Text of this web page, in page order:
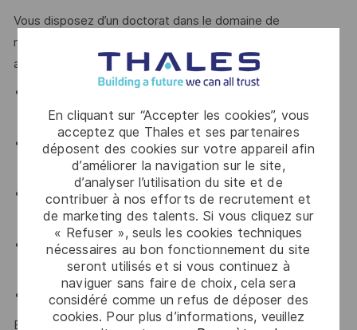
En cliquant sur “Accepter les cookies”, vous
acceptez que Thales et ses partenaires
déposent des cookies sur votre appareil afin
d’améliorer la navigation sur le site,
d’analyser l’utilisation du site et de
contribuer à nos efforts de recrutement et
de marketing des talents. Si vous cliquez sur
« Refuser », seuls les cookies techniques
nécessaires au bon fonctionnement du site
seront utilisés et si vous continuez à
naviguer sans faire de choix, cela sera
considéré comme un refus de déposer des
cookies. Pour plus d’informations, veuillez
Vous disposez d’un doctorat dans le domaine de
rayonnement électromagnétique (EM) hyperfréquence et
avez de l'expérience sur :
antennes et circuits RF
Logiciels de simulation électromagnétique CST
Microwave Studio et Keysight ADS
Maitrise des instruments de mesures RF (analyseur de
réseau vectoriel et analyseur de spectre)
Mesures d'antennes (coefficient de réflexion,
diagrammes de rayonnement, efficacité, ...)
Anglais et Français (niveau C1 attendu)
Esprit d’équipe, rigueur, organisation et sens de la